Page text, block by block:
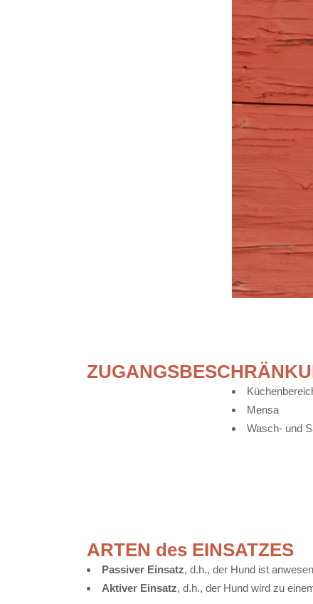
Mensa
Wasch- und
ARTEN des EINSATZES
Passiver Einsatz, d.h., der Hund ist
Aktiver Einsatz, d.h., der Hund wird zu